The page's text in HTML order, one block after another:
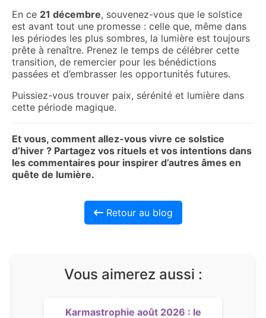
En ce 21 décembre, souvenez-vous que le solstice
est avant tout une promesse : celle que, même dans
les périodes les plus sombres, la lumière est toujours
prête à renaître. Prenez le temps de célébrer cette
transition, de remercier pour les bénédictions
passées et d’embrasser les opportunités futures.
Puissiez-vous trouver paix, sérénité et lumière dans
cette période magique.
Et vous, comment allez-vous vivre ce solstice
d’hiver ? Partagez vos rituels et vos intentions dans
les commentaires pour inspirer d’autres âmes en
quête de lumière.
Retour au blog
Vous aimerez aussi :
Karmastrophie août 2026 : le